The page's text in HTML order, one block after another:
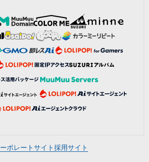
ポレートサイト採用サイト